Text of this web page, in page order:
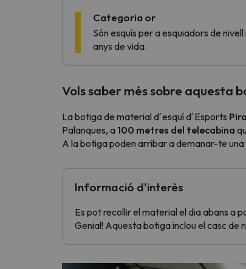
Categoria or
Són esquís per a esquiadors de
anys de vida.
Vols saber més sobre aquesta
La botiga de material d´esquí d´Esports
Palanques, a 100 metres del telecabina
A la botiga poden arribar a demanar-te
Informació d'interès
Es pot recollir el material el dia abans a
Genial! Aquesta botiga inclou el casc de